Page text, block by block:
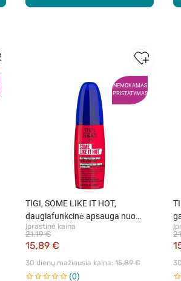
NEMOKAMAS
PRISTATYMAS
TIGI, SOME LIKE IT HOT,
daugiafunkcinė apsauga nuo
karščio, 1 vnt.
Įprastinė kaina
15,89 €
21,19 €
30 dienų mažiausia kaina: 15,89 €
0